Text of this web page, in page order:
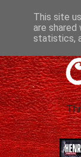
This site
are
statistics,